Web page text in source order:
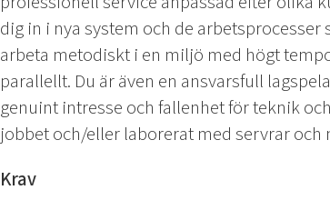
dig in i nya system och de
arbeta metodiskt i en miljö med högt
parallellt. Du är även en ansvarsfull
genuint intresse och fallenhet för teknik
jobbet och/eller laborerat med servrar och
Krav